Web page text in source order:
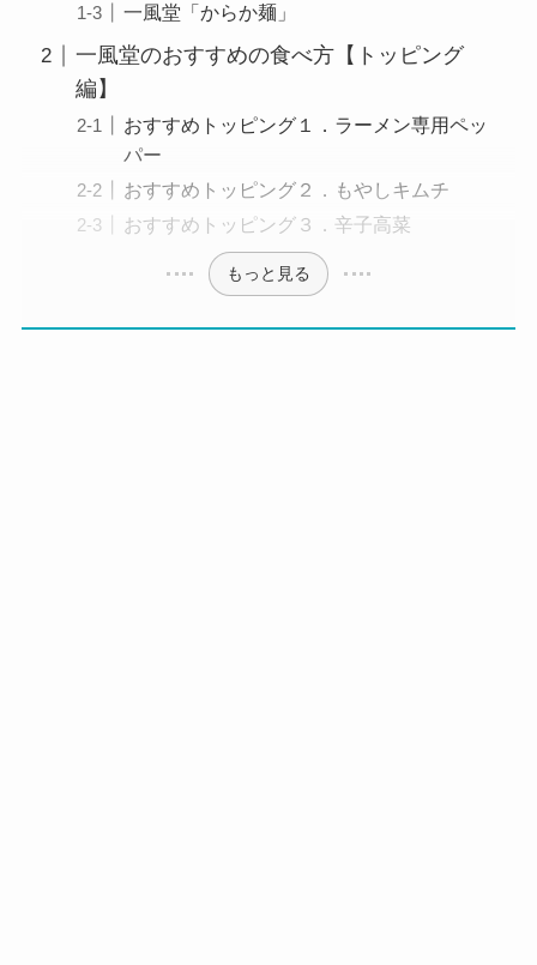
一風堂「からか麺」
一風堂のおすすめの食べ方【トッピング
編】
おすすめトッピング１．ラーメン専用ペッ
パー
おすすめトッピング２．もやしキムチ
おすすめトッピング３．辛子高菜
もっと見る